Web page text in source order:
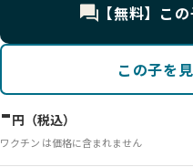
【無料】こ
この子を
-円（税込）
ワクチン は価格に含まれません